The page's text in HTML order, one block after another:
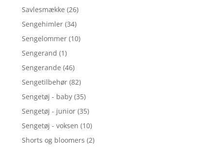
Savlesmække (26)
Sengehimler (34)
Sengelommer (10)
Sengerand (1)
Sengerande (46)
Sengetilbehør (82)
Sengetøj - baby (35)
Sengetøj - junior (35)
Sengetøj - voksen (10)
Shorts og bloomers (2)